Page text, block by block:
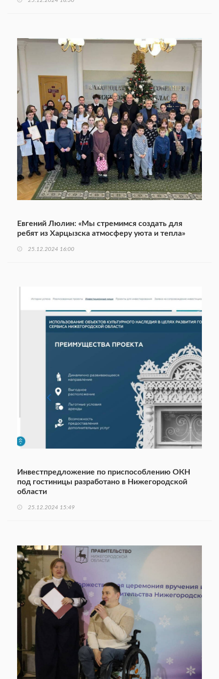
Евгений Люлин: «Мы стремимся создать для
ребят из Харцызска атмосферу уюта и тепла»
25.12.2024 16:00
Инвестпредложение по приспособлению ОКН
под гостиницы разработано в Нижегородской
области
25.12.2024 15:49